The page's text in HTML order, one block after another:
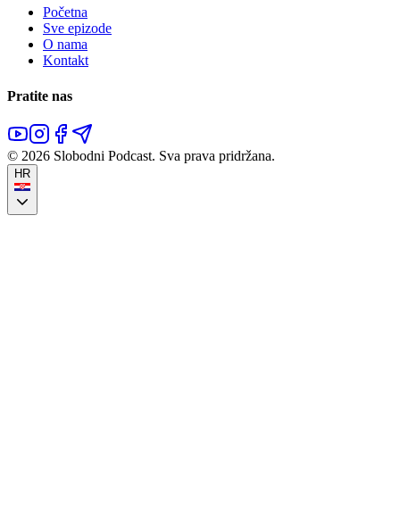
Početna
Sve epizode
O nama
Kontakt
Pratite nas
© 2026 Slobodni Podcast. Sva prava pridržana.
HR